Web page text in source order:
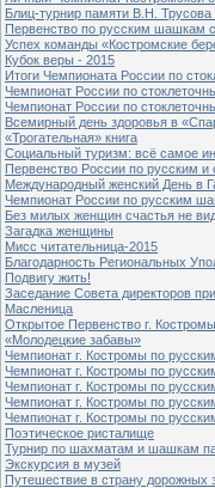
Блиц-турнир памяти В.Н.
Первенство по русским шашкам
Успех команды «Костромские
Кубок веры - 2015
Итоги Чемпионата России по
Чемпионат России по
Чемпионат России по
Всемирный день здоровья в
«Трогательная» книга
Социальный туризм: всё самое
Первенство России по русским
Международный женский День в
Чемпионат России по русским
Без милых женщин счастья не
Загадка женщины
Мисс читательница-2015
Благодарность Региональных
Подвигу жить!
Заседание Совета директоров
Масленица
Открытое Первенство г.
«Молодецкие забавы»
Чемпионат г. Костромы по
Чемпионат г. Костромы по
Чемпионат г. Костромы по
Чемпионат г. Костромы по
Чемпионат г. Костромы по
Поэтическое ристалище
Турнир по шахматам и шашкам
Экскурсия в музей
Путешествие в страну дорожных